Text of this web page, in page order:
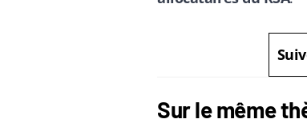
Sur le même